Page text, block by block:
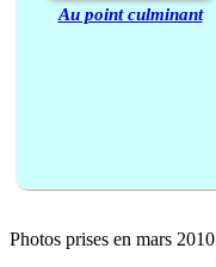
Au point culminant
Photos prises en mars 2010